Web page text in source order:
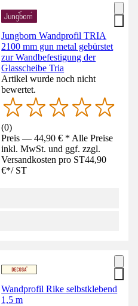
Jungborn Wandprofil TRIA
2100 mm gun metal gebürstet
zur Wandbefestigung der
Glasscheibe Tria
Artikel wurde noch nicht
bewertet.
(0)
Preis — 44,90 € * Alle Preise
inkl. MwSt. und ggf. zzgl.
Versandkosten pro ST44,90
€*/ ST
Wandprofil Rike selbstklebend
1,5 m